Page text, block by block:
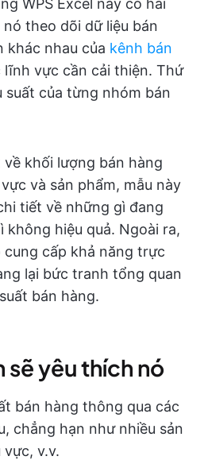
theo dõi dữ liệu bán
khác nhau của kênh bán
lĩnh vực cần cải thiện. Thứ
suất của từng nhóm bán
khối lượng bán hàng
và sản phẩm, mẫu này
tiết về những gì đang
không hiệu quả. Ngoài ra,
cấp khả năng trực
lại bức tranh tổng quan
bán hàng.
sẽ yêu thích nó
bán hàng thông qua các
chẳng hạn như nhiều sản
v.v.